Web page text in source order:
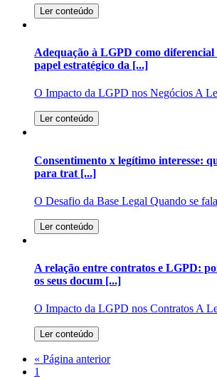
Ler conteúdo
Adequação à LGPD como
papel estratégico da [...]
O Impacto da LGPD nos Negócios A
Ler conteúdo
Consentimento x legítimo interesse:
para trat [...]
O Desafio da Base Legal Quando se
Ler conteúdo
A relação entre contratos e LGPD:
os seus docum [...]
O Impacto da LGPD nos Contratos A
Ler conteúdo
« Página anterior
1